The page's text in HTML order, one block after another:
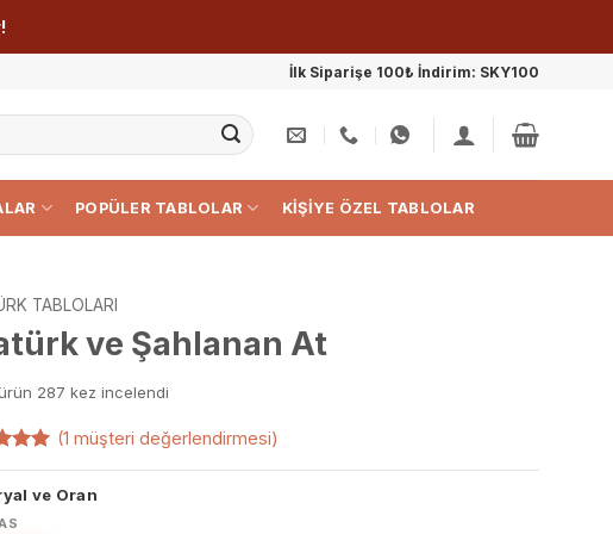
İlk Siparişe 100₺ İndirim: SKY100
POPÜLER TABLOLAR KIŞIYE ÖZEL TABLOLAR
TABLOLARI
ve Şahlanan At
287 kez incelendi
(1 müşteri değerlendirmesi)
ve Oran